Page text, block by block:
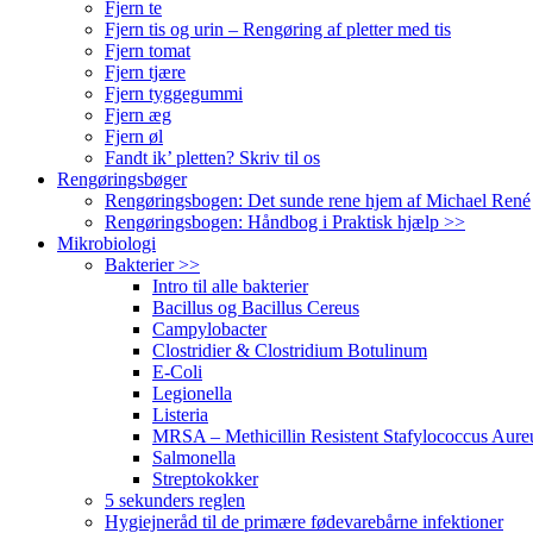
Fjern te
Fjern tis og urin – Rengøring af pletter med tis
Fjern tomat
Fjern tjære
Fjern tyggegummi
Fjern æg
Fjern øl
Fandt ik’ pletten? Skriv til os
Rengøringsbøger
Rengøringsbogen: Det sunde rene hjem af Michael René
Rengøringsbogen: Håndbog i Praktisk hjælp >>
Mikrobiologi
Bakterier >>
Intro til alle bakterier
Bacillus og Bacillus Cereus
Campylobacter
Clostridier & Clostridium Botulinum
E-Coli
Legionella
Listeria
MRSA – Methicillin Resistent Stafylococcus
Salmonella
Streptokokker
5 sekunders reglen
Hygiejneråd til de primære fødevarebårne infektioner